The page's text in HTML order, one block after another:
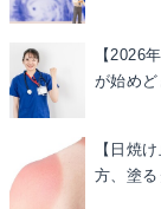
【2026
が始めど
【日焼
方、塗